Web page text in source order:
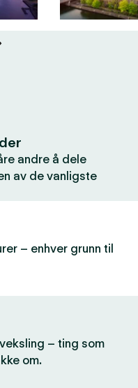
andre å dele
av de vanligste
– enhver grunn til
– ting som
om.